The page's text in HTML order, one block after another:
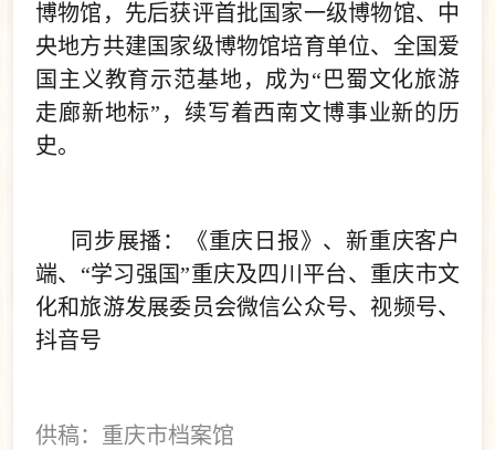
博物馆，先后获评首批国家一级博物馆、中
央地方共建国家级博物馆培育单位、全国爱
国主义教育示范基地，成为“巴蜀文化旅游
走廊新地标”，续写着西南文博事业新的历
史。
同步展播：《重庆日报》、新重庆客户
端、“学习强国”重庆及四川平台、重庆市文
化和旅游发展委员会微信公众号、视频号、
抖音号
供稿：重庆市档案馆